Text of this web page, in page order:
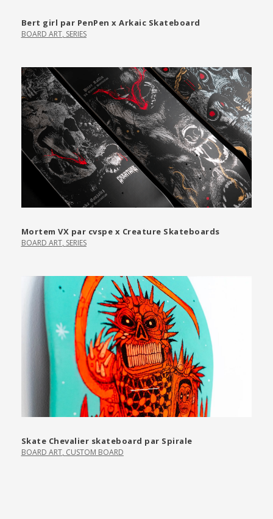
Bert girl par PenPen x Arkaic Skateboard
BOARD ART, SERIES
Mortem VX par cvspe x Creature Skateboards
BOARD ART, SERIES
Skate Chevalier skateboard par Spirale
BOARD ART, CUSTOM BOARD